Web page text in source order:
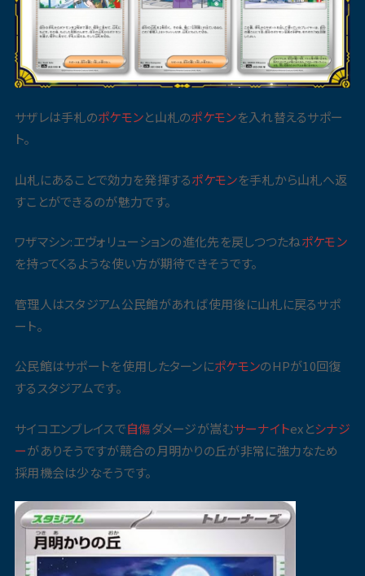
サザレは手札のポケモンと山札のポケモンを入れ替えるサポー
ト。
山札にあることで効力を発揮するポケモンを手札から山札へ返
すことができるのが魅力です。
ワザマシン:エヴォリューションの進化先を戻しつつたねポケモン
を持ってくるような使い方が期待できそうです。
管理人はスタジアム公民館があれば使用後に山札に戻るサポ
ート。
公民館はサポートを使用したターンにポケモンのHPが10回復
するスタジアムです。
サイコエンブレイスで自傷ダメージが嵩むサーナイトexとシナジ
ーがありそうですが競合の月明かりの丘が非常に強力なため
採用機会は少なそうです。